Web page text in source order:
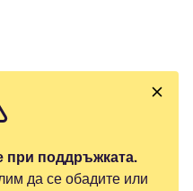
при поддръжката.
да се обадите или